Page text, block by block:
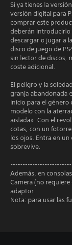
Si ya tienes la
versión digital para
comprar este
deberán introducirlo
descargar o jugar a
disco de juego de
sin lector de discos,
coste adicional.
El peligro y la
granja abandonada
inicio para el
modelo con la
aislada». Con el
cotas, con un
los ojos. Entra en
sobrevive.
Además, en
Camera (no
adaptor.
Nota: para usar las